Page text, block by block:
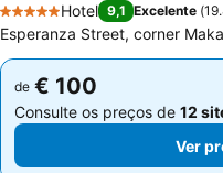
5 Estrelas
Hotel 9,1 Excelente (
Esperanza Street, corner
de € 100
Consulte os preços de 12
de € 100
Consulte os preços de 12
Ver